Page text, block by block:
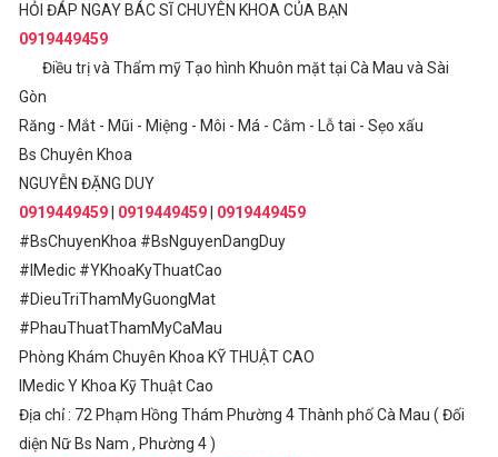
HỎI ĐÁP NGAY BÁC SĨ CHUYÊN KHOA CỦA BẠN
0919449459
Điều trị và Thẩm mỹ Tạo hình Khuôn mặt tại Cà Mau và Sài
Gòn
Răng - Mắt - Mũi - Miệng - Môi - Má - Cằm - Lỗ tai - Sẹo xấu
Bs Chuyên Khoa
NGUYỄN ĐẶNG DUY
0919449459| 0919449459| 0919449459
#BsChuyenKhoa #BsNguyenDangDuy
#IMedic #YKhoaKyThuatCao
#DieuTriThamMyGuongMat
#PhauThuatThamMyCaMau
Phòng Khám Chuyên Khoa KỸ THUẬT CAO
IMedic Y Khoa Kỹ Thuật Cao
Địa chỉ : 72 Phạm Hồng Thám Phường 4 Thành phố Cà Mau ( Đối
diện Nữ Bs Nam , Phường 4 )